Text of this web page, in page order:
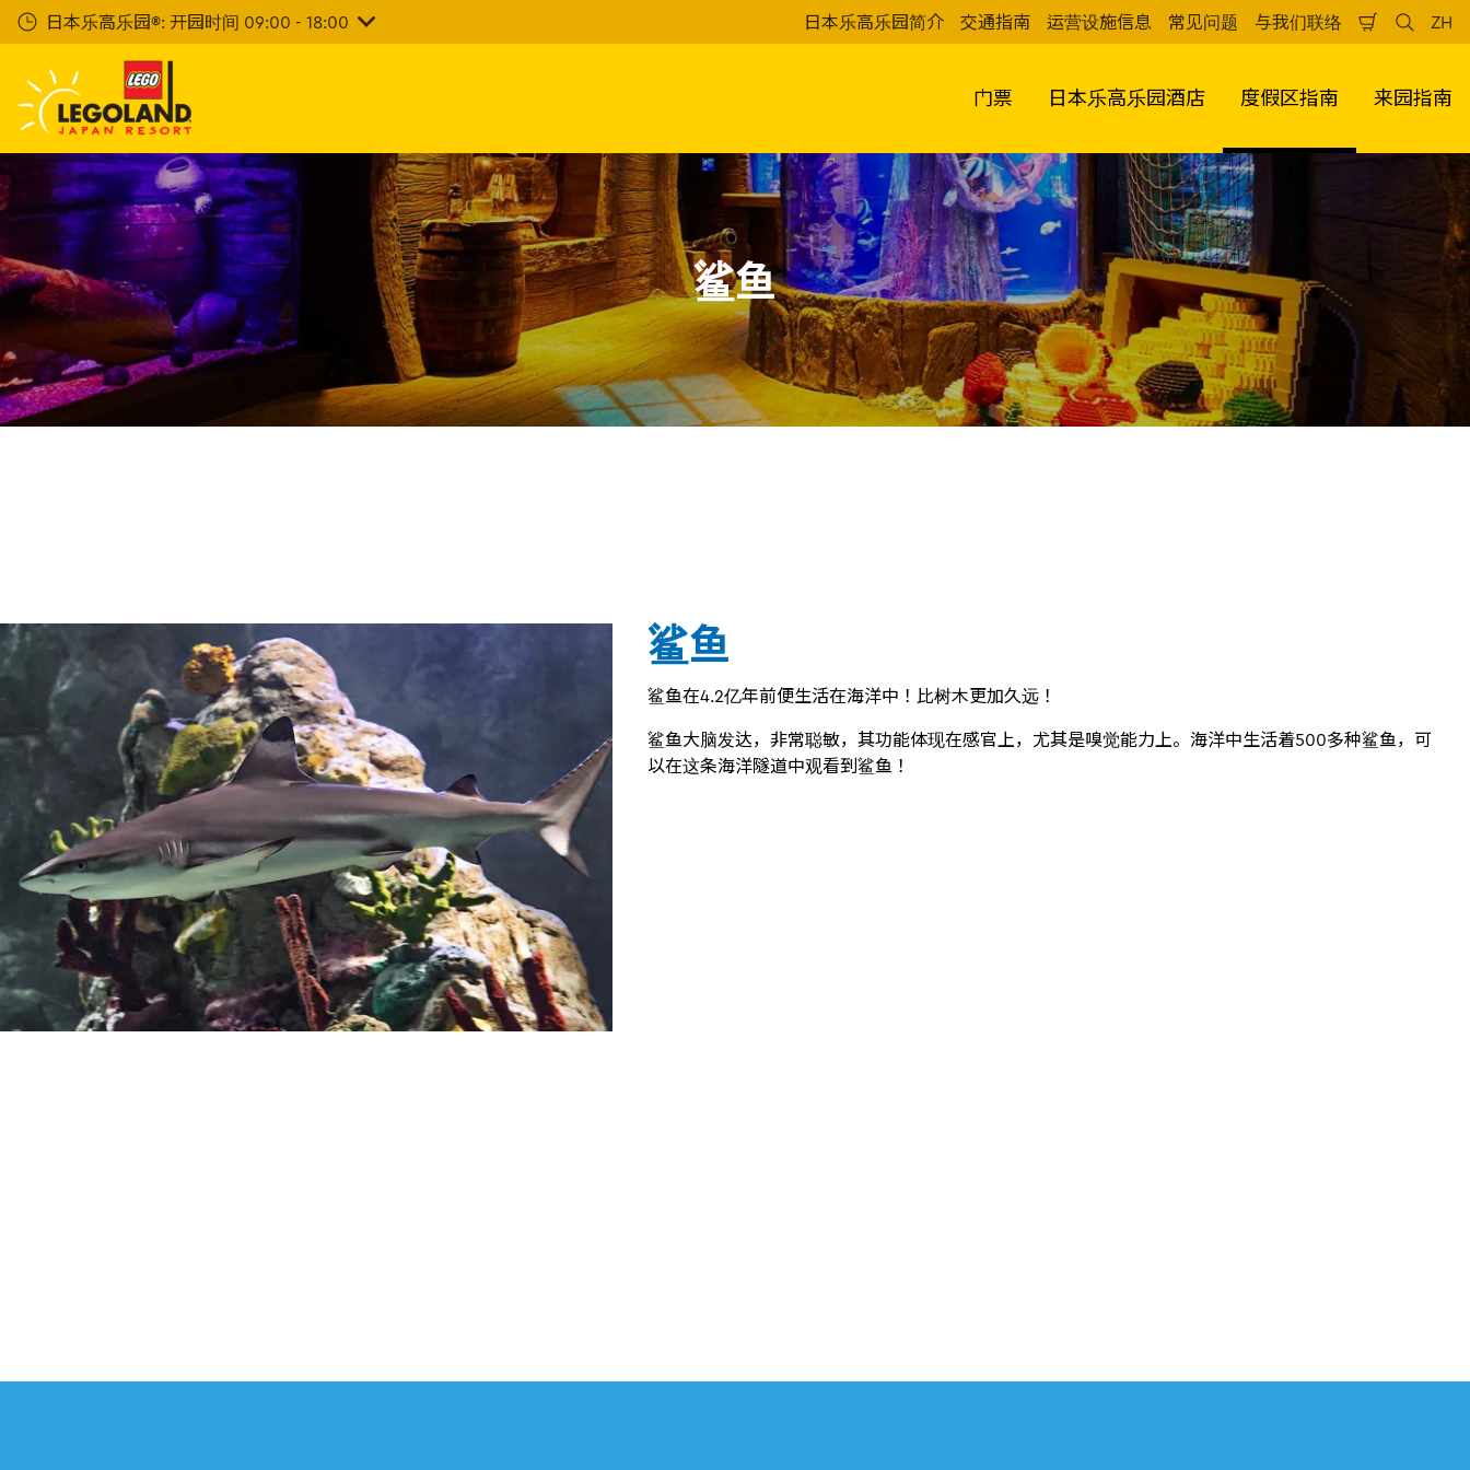
一
容
日本乐高乐园®: 开园时间 09:00 - 18:00 日本乐高乐园简介 交通指南 运营设施信息 常见问题 与我们联络
物
检
索
ZH
中
文
门票 日本乐高乐园酒店 度假区指南 来园指南
鲨鱼
鲨鱼
鲨鱼在4.2亿年前便生活在海洋中！比树木更加久远！
鲨鱼大脑发达，非常聪敏，其功能体现在感官上，尤其是嗅觉能力上。海洋中生活着500多种鲨鱼，可
以在这条海洋隧道中观看到鲨鱼！